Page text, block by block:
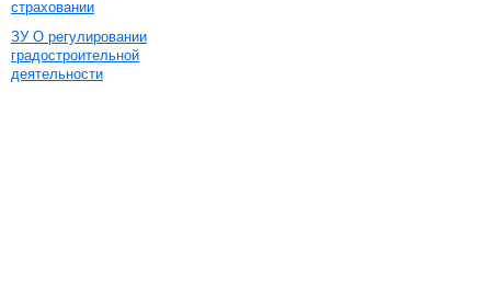
страховании
ЗУ О регулировании
градостроительной
деятельности